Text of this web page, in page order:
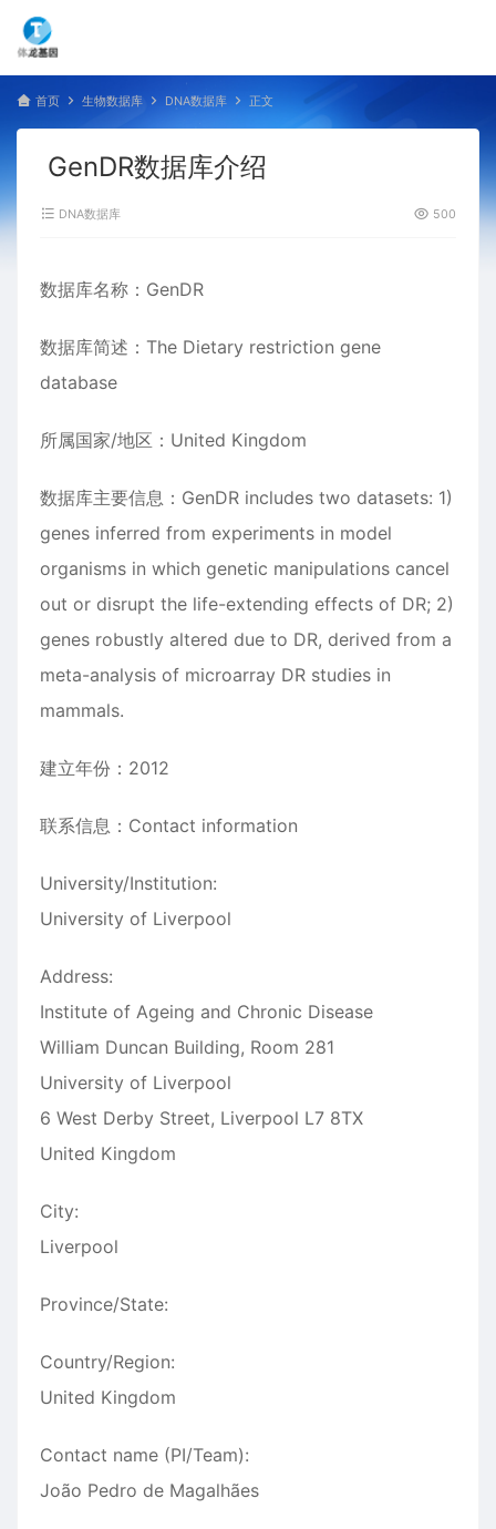
首页 生物数据库 DNA数据库 正文
GenDR数据库介绍
DNA数据库 500
数据库名称：GenDR
数据库简述：The Dietary restriction gene
database
所属国家/地区：United Kingdom
数据库主要信息：GenDR includes two datasets: 1)
genes inferred from experiments in model
organisms in which genetic manipulations cancel
out or disrupt the life-extending effects of DR; 2)
genes robustly altered due to DR, derived from a
meta-analysis of microarray DR studies in
mammals.
建立年份：2012
联系信息：Contact information
University/Institution:
University of Liverpool
Address:
Institute of Ageing and Chronic Disease
William Duncan Building, Room 281
University of Liverpool
6 West Derby Street, Liverpool L7 8TX
United Kingdom
City:
Liverpool
Province/State:
Country/Region:
United Kingdom
Contact name (PI/Team):
João Pedro de Magalhães